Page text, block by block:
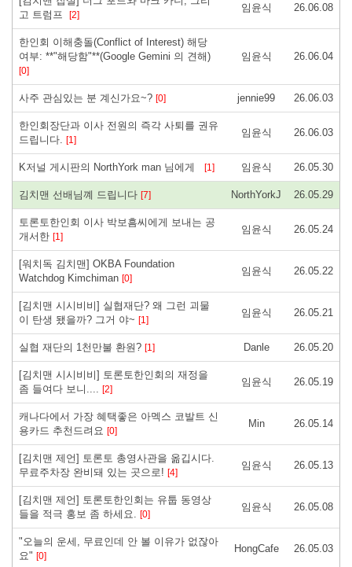
고 트럼프 [2]
임윤식 26.06.08
한인회 이해충돌(Conflict of Interest) 해당
여부: **"해당함"**(Google Gemini 의 견해)
[0]
임윤식 26.06.04
사주 관심있는 분 계신가요~? [0] jennie99 26.06.03
한인회장단과 이사 전원의 즉각 사퇴를 권유
드립니다. [1]
임윤식 26.06.03
K저널 게시판의 NorthYork man 님에게 [1] 임윤식 26.05.30
김치맨 선배님꼐 드립니다 [7] NorthYorkJ 26.05.29
토론토한인회 이사 박보흠씨에게 보내는 공
개서한 [1]
임윤식 26.05.24
[워치독 김치맨] OKBA Foundation
Watchdog Kimchiman [0]
임윤식 26.05.22
[김치맨 시시비비] 실협재단? 왜 그런 괴물
이 탄생 됐을까? 그거 야~ [1]
임윤식 26.05.21
실협 재단의 1천만불 환원? [1] Danle 26.05.20
[김치맨 시시비비] 토론토한인회의 재정을
좀 들여다 보니.... ​ [2]
임윤식 26.05.19
캐나다에서 가장 혜택좋은 아멕스 코발트 신
용카드 추천드려요 [0]
Min 26.05.14
[김치맨 제언] 토론토 총영사관을 옮깁시다.
무료주차장 완비돼 있는 곳으로! ​ [4]
임윤식 26.05.13
[김치맨 제언] 토론토한인회는 유툽 동영상
들을 적극 홍보 좀 하세요. ​ [0]
임윤식 26.05.08
"오늘의 운세, 무료인데 안 볼 이유가 없잖아
요" [0]
HongCafe 26.05.03